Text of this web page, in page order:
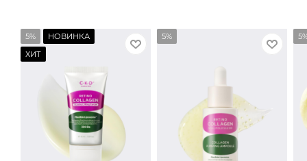
5%
НОВИНКА
ХИТ
5%